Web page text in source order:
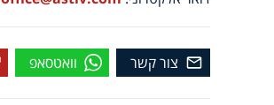
צור קשר וואטסאפ